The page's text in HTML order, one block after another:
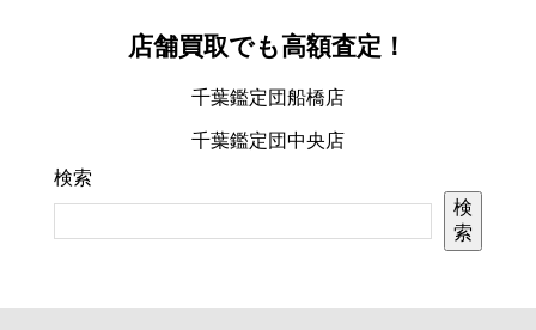
店舗買取でも高額査定！
千葉鑑定団船橋店
千葉鑑定団中央店
検索
検
索